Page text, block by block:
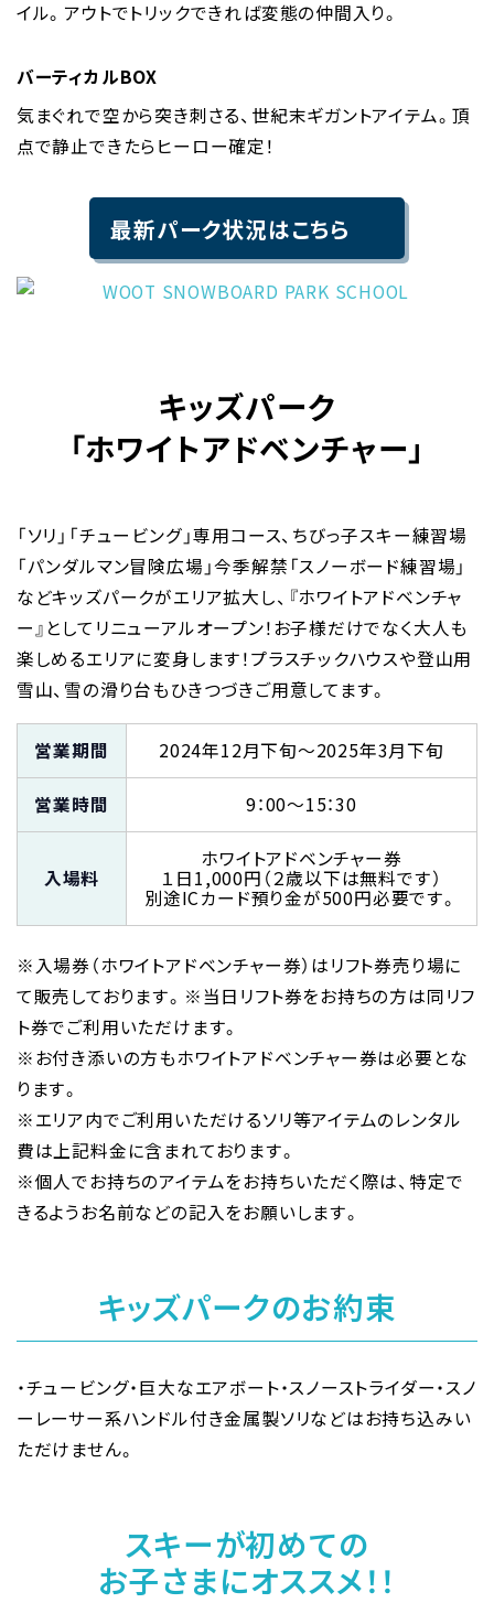
イル。アウトでトリックできれば変態の仲間入り。
バーティカルBOX
気まぐれで空から突き刺さる、世紀末ギガントアイテム。頂
点で静止できたらヒーロー確定！
最新パーク状況はこちら
キッズパーク
「ホワイトアドベンチャー」
「ソリ」「チュービング」専用コース、ちびっ子スキー練習場
「パンダルマン冒険広場」今季解禁「スノーボード練習場」
などキッズパークがエリア拡大し、『ホワイトアドベンチャ
ー』としてリニューアルオープン！お子様だけでなく大人も
楽しめるエリアに変身します！プラスチックハウスや登山用
雪山、雪の滑り台もひきつづきご用意してます。
営業期間 2024年12月下旬～2025年3月下旬
営業時間 9：00～15：30
入場料
ホワイトアドベンチャー券
１日1,000円（２歳以下は無料です）
別途ICカード預り金が500円必要です。
※入場券（ホワイトアドベンチャー券）はリフト券売り場に
て販売しております。※当日リフト券をお持ちの方は同リフ
ト券でご利用いただけます。
※お付き添いの方もホワイトアドベンチャー券は必要とな
ります。
※エリア内でご利用いただけるソリ等アイテムのレンタル
費は上記料金に含まれております。
※個人でお持ちのアイテムをお持ちいただく際は、特定で
きるようお名前などの記入をお願いします。
キッズパークのお約束
・チュービング・巨大なエアボート・スノーストライダー・スノ
ーレーサー系ハンドル付き金属製ソリなどはお持ち込みい
ただけません。
スキーが初めての
お子さまにオススメ！！